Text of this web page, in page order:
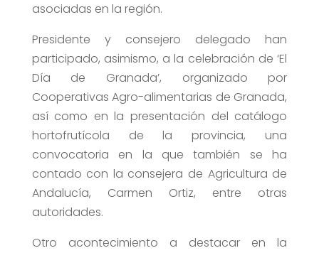
asociadas en la región.
Presidente y consejero delegado han
participado, asimismo, a la celebración de ‘El
Día de Granada’, organizado por
Cooperativas Agro-alimentarias de Granada,
así como en la presentación del catálogo
hortofrutícola de la provincia, una
convocatoria en la que también se ha
contado con la consejera de Agricultura de
Andalucía, Carmen Ortiz, entre otras
autoridades.
Otro acontecimiento a destacar en la